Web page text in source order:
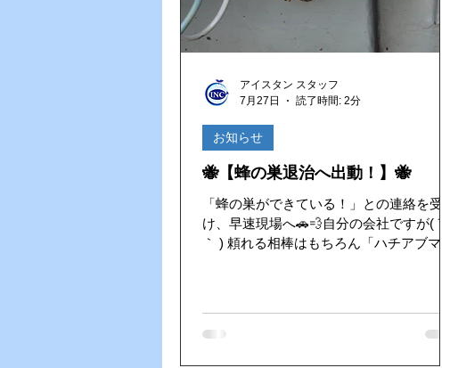
てみてください。 ごちそうさまでした！ま
た食べに行きます！ 🍜✨
🐝【蜂の巣退治へ出動！】🐝
「蜂の巣ができている！」との連絡を受
け、早速現場へ🚗💨自分の会社ですが( ´∀
｀ ) 頼れる相棒はもちろん「ハチアブマグ
活動が活発になります。巣は放置するとど
お知らせ
アイスタン スタッフ
7月27日
読了時間: 2分